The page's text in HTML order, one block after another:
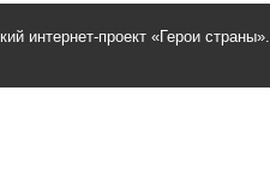
интернет-проект «Герои страны».